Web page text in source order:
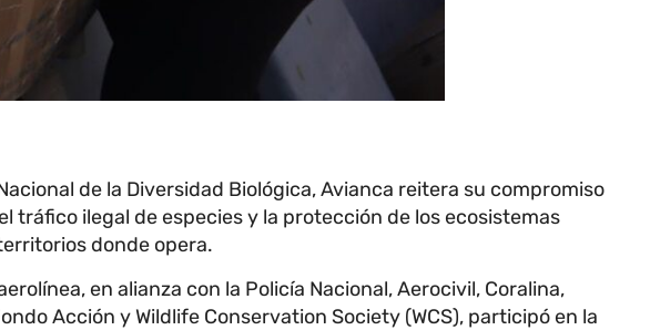
de la Diversidad Biológica, Avianca reitera su compromiso
tráfico ilegal de especies y la protección de los ecosistemas
donde opera.
en alianza con la Policía Nacional, Aerocivil, Coralina,
Acción y Wildlife Conservation Society (WCS), participó en la